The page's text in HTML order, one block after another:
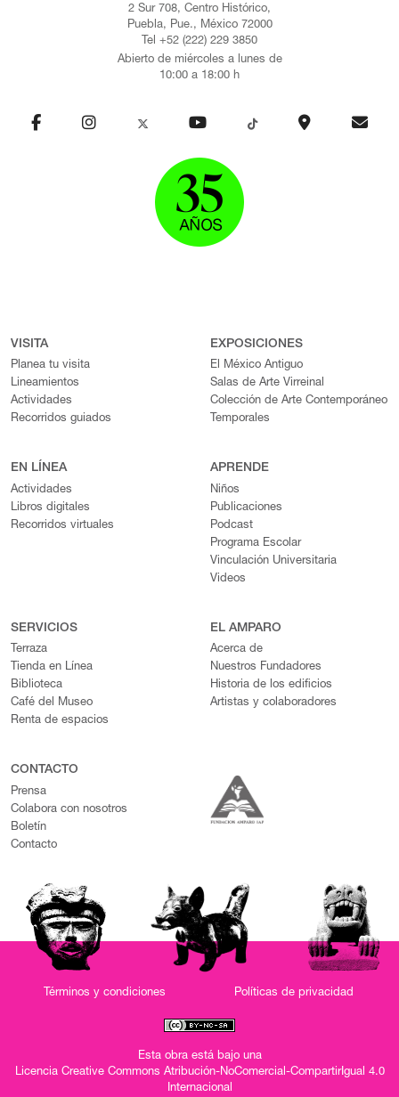
2 Sur 708, Centro Histórico,
Puebla, Pue., México 72000
Tel +52 (222) 229 3850
Abierto de miércoles a lunes de
10:00 a 18:00 h
VISITA
Planea tu visita
Lineamientos
Actividades
Recorridos guiados
EXPOSICIONES
El México Antiguo
Salas de Arte Virreinal
Colección de Arte Contemporáneo
Temporales
EN LÍNEA
Actividades
Libros digitales
Recorridos virtuales
APRENDE
Niños
Publicaciones
Podcast
Programa Escolar
Vinculación Universitaria
Videos
SERVICIOS
Terraza
Tienda en Línea
Biblioteca
Café del Museo
Renta de espacios
EL AMPARO
Acerca de
Nuestros Fundadores
Historia de los edificios
Artistas y colaboradores
CONTACTO
Prensa
Colabora con nosotros
Boletín
Contacto
Términos y condiciones Políticas de privacidad
Esta obra está bajo una
Licencia Creative Commons Atribución-NoComercial-CompartirIgual 4.0
Internacional